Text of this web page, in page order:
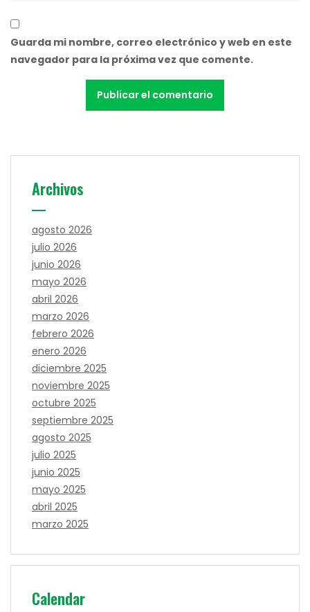
Guarda mi nombre, correo electrónico y web en este
navegador para la próxima vez que comente.
Archivos
agosto 2026
julio 2026
junio 2026
mayo 2026
abril 2026
marzo 2026
febrero 2026
enero 2026
diciembre 2025
noviembre 2025
octubre 2025
septiembre 2025
agosto 2025
julio 2025
junio 2025
mayo 2025
abril 2025
marzo 2025
Calendar